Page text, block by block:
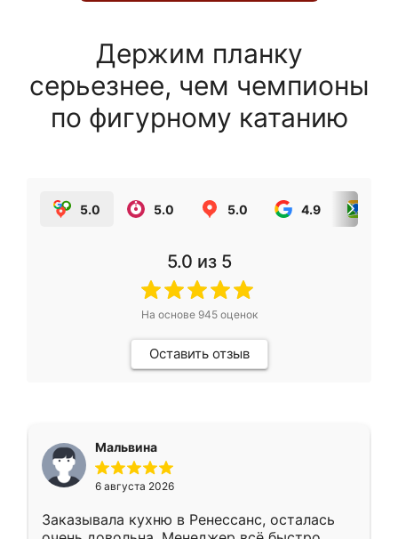
Держим планку
серьезнее, чем чемпионы
по фигурному катанию
5.0 5.0 5.0 4.9
5.0 из 5
На основе 945оценок
Оставить отзыв
Мальвина
6 августа 2026
Заказывала кухню в Ренессанс, осталась